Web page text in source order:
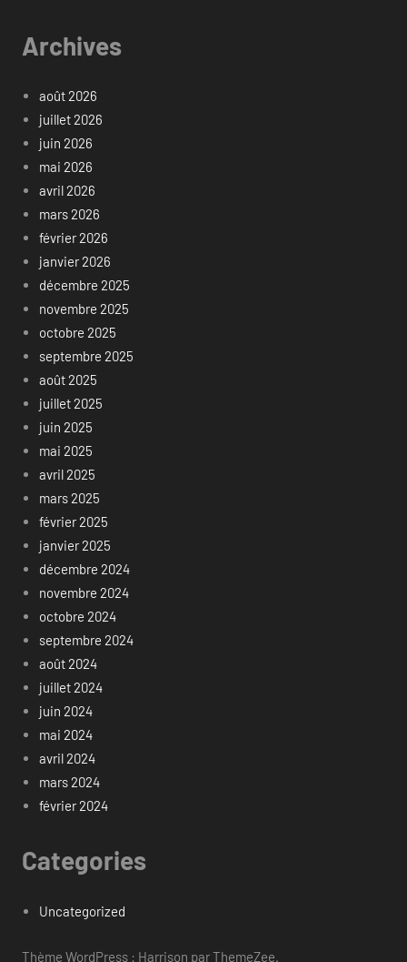
Archives
août 2026
juillet 2026
juin 2026
mai 2026
avril 2026
mars 2026
février 2026
janvier 2026
décembre 2025
novembre 2025
octobre 2025
septembre 2025
août 2025
juillet 2025
juin 2025
mai 2025
avril 2025
mars 2025
février 2025
janvier 2025
décembre 2024
novembre 2024
octobre 2024
septembre 2024
août 2024
juillet 2024
juin 2024
mai 2024
avril 2024
mars 2024
février 2024
Categories
Uncategorized
Thème WordPress : Harrison par ThemeZee.